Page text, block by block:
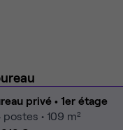
privé • 1er étage
postes • 109 m²